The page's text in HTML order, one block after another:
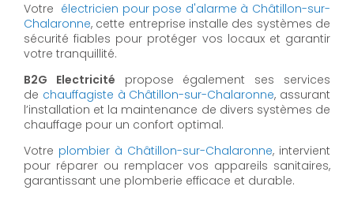
Votre électricien pour pose d'alarme à Châtillon-sur-
Chalaronne, cette entreprise installe des systèmes de
sécurité fiables pour protéger vos locaux et garantir
votre tranquillité.
B2G Electricité propose également ses services
de chauffagiste à Châtillon-sur-Chalaronne, assurant
l’installation et la maintenance de divers systèmes de
chauffage pour un confort optimal.
Votre plombier à Châtillon-sur-Chalaronne, intervient
pour réparer ou remplacer vos appareils sanitaires,
garantissant une plomberie efficace et durable.